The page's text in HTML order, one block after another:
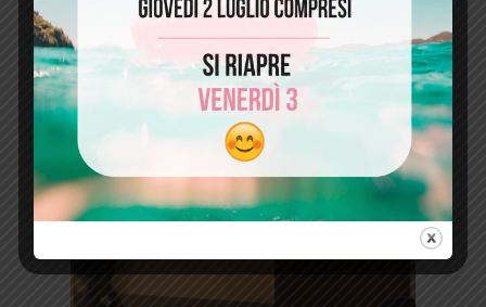
IL NOSTRO MENÙ